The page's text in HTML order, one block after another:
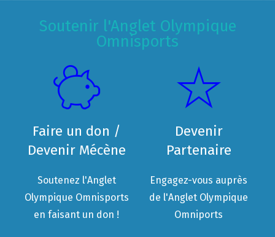
Soutenir l'Anglet Olympique
Omnisports
Faire un don /
Devenir Mécène
Soutenez l'Anglet
Olympique Omnisports
en faisant un don !
Devenir
Partenaire
Engagez-vous auprès
de l'Anglet Olympique
Omniports